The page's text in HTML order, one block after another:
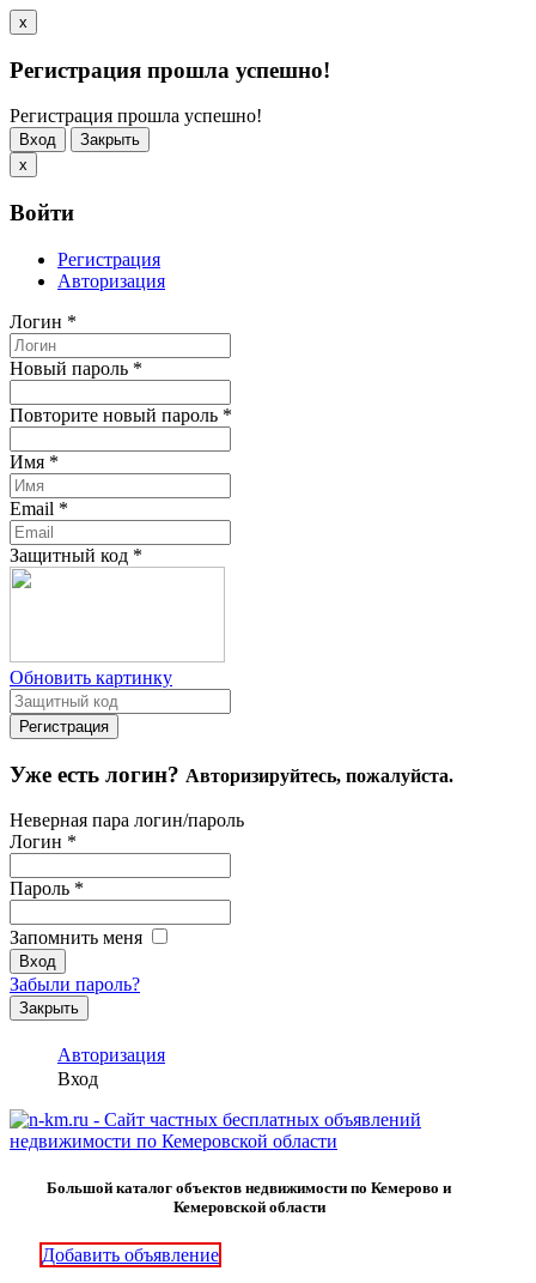
x
Регистрация прошла успешно!
Регистрация прошла успешно!
Вход
Закрыть
x
Войти
Регистрация
Авторизация
Логин *
Новый пароль *
Повторите новый пароль *
Имя *
Email *
Защитный код *
Обновить картинку
Уже есть логин? Авторизируйтесь, пожалуйста.
Неверная пара логин/пароль
Логин *
Пароль *
Запомнить меня
Забыли пароль?
Закрыть
Авторизация
Вход
Большой каталог объектов недвижимости по Кемерово и
Кемеровской области
Добавить объявление